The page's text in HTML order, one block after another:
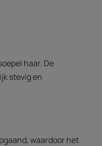
haar. De
stevig en
waardoor het